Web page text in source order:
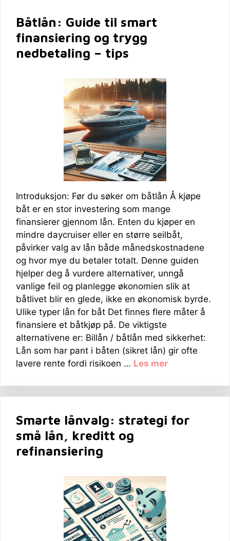
Båtlån: Guide til smart
finansiering og trygg
nedbetaling – tips
Introduksjon: Før du søker om båtlån Å kjøpe
båt er en stor investering som mange
finansierer gjennom lån. Enten du kjøper en
mindre daycruiser eller en større seilbåt,
påvirker valg av lån både månedskostnadene
og hvor mye du betaler totalt. Denne guiden
hjelper deg å vurdere alternativer, unngå
vanlige feil og planlegge økonomien slik at
båtlivet blir en glede, ikke en økonomisk byrde.
Ulike typer lån for båt Det finnes flere måter å
finansiere et båtkjøp på. De viktigste
alternativene er: Billån / båtlån med sikkerhet:
Lån som har pant i båten (sikret lån) gir ofte
lavere rente fordi risikoen … Les mer
Smarte lånvalg: strategi for
små lån, kreditt og
refinansiering